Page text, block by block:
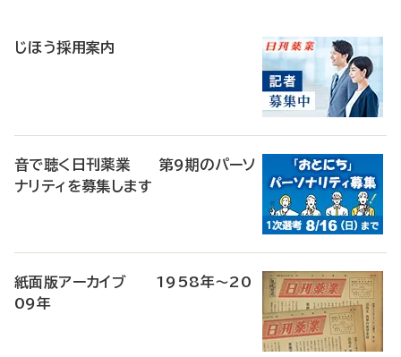
じほう採用案内
音で聴く日刊薬業 第9期のパーソ
ナリティを募集します
紙面版アーカイブ 1958年～20
09年